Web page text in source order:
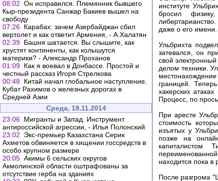
08:02 Он исправился. Племянник бывшего
Кыр-президента Санжар Бакиев вышел на
свободу
07:26 Карабах: зачем Азербайджан сбил
вертолет и как ответит Армения, - А.Халатян
02:39 Башня шатается. Вы слышите, как
хрустят континенты, как колышутся
материки? - Александр Проханов
01:09 Как я воевал в Донбассе. Простой и
честный рассказ Игоря Стрелкова
00:48 Китай начал глобальное наступление.
Кубат Рахимов о железных дорогах в
Средней Азии
Среда, 19.11.2014
23:06 Мигранты и Запад. Инструмент
антироссийской агрессии, - Илья Полонский
23:02
Экс-премьер Казахстана Серик
Ахметов обвиняется в хищении госсредств в
особо крупном размере
20:05 Акимы 6 сельских округов
Акмолинской области оштрафованы за
отсутствие герба на зданиях
институте
бросил
даже о его имени.
Ульбрихта
затевался, он
свой
делом техники.
границей.
хакерских
Процесс, по
При аресте
стоимость
изъятых у
позже на
капиталистом
находится пока
После разгрома